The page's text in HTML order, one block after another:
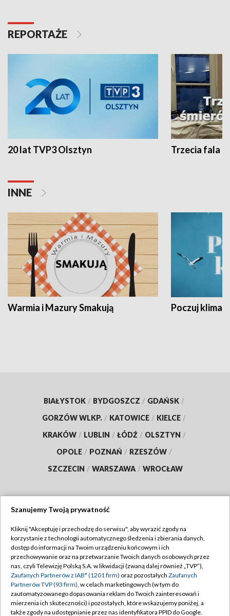
REPORTAŻE
20 lat TVP3 Olsztyn Trzecia fala -
INNE
Warmia i Mazury Smakują Poczuj klimat
BIAŁYSTOK / BYDGOSZCZ / GDAŃSK /
GORZÓW WLKP. / KATOWICE / KIELCE /
KRAKÓW / LUBLIN / ŁÓDŹ / OLSZTYN /
OPOLE / POZNAŃ / RZESZÓW /
SZCZECIN / WARSZAWA / WROCŁAW
TVP
Abonament TVP
Emisja w TVP
Centrum informacji TVP
Naziemna Telewizja Cyfrowa
Regulamin TVP
Polityka prywatności
Moje zgody
Pomoc
Szanujemy Twoją prywatność
Kliknij "Akceptuję i przechodzę do serwisu", aby wyrazić zgody na
korzystanie z technologii automatycznego śledzenia i zbierania danych,
dostęp do informacji na Twoim urządzeniu końcowym i ich
przechowywanie oraz na przetwarzanie Twoich danych osobowych przez
nas, czyli Telewizję Polską S.A. w likwidacji (zwaną dalej również „TVP”),
Zaufanych Partnerów z IAB* (1201 firm) oraz pozostałych Zaufanych
Partnerów TVP (93 firm), w celach marketingowych (w tym do
zautomatyzowanego dopasowania reklam do Twoich zainteresowań i
mierzenia ich skuteczności) i pozostałych, które wskazujemy poniżej, a
także zgody na udostępnianie przez nas identyfikatora PPID do Google.